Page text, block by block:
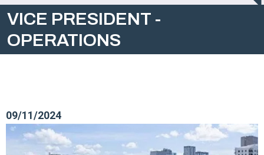
VICE PRESIDENT -
OPERATIONS
09/11/2024